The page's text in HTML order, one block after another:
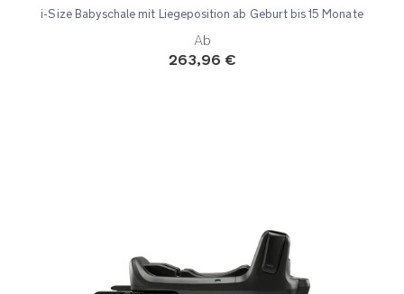
i-Size Babyschale mit Liegeposition ab Geburt bis 15 Monate
Ab
263,96 €